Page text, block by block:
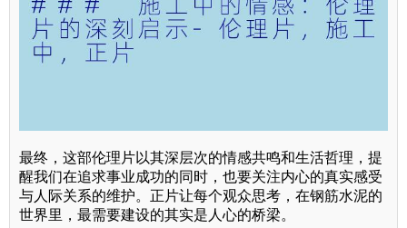
最终，这部伦理片以其深层次的情感共鸣和生活哲理，提
醒我们在追求事业成功的同时，也要关注内心的真实感受
与人际关系的维护。正片让每个观众思考，在钢筋水泥的
世界里，最需要建设的其实是人心的桥梁。